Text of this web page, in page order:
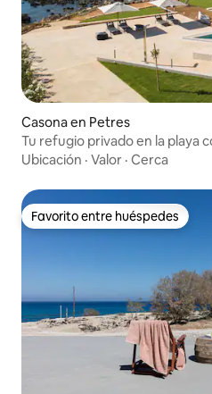
Casona en Petres
Tu refugio privado en la playa
Ubicación · Valor · Cerca
Favorito entre huéspedes
Favorito entre huéspedes